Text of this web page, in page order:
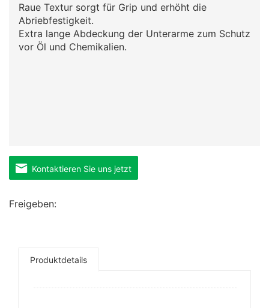
Raue Textur sorgt für Grip und erhöht die
Abriebfestigkeit.
Extra lange Abdeckung der Unterarme zum Schutz
vor Öl und Chemikalien.
Kontaktieren Sie uns jetzt
Freigeben:
Produktdetails